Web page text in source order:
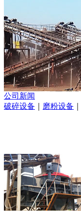
公司新闻
破碎设备
磨粉设备